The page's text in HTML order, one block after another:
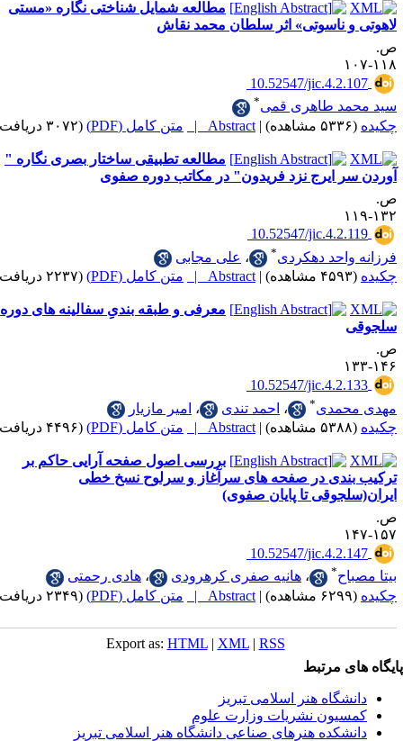
مطالعه شمایل شناختی نگاره «مستی
ناسوتی» اثر سلطان محمد نقاش
10.52547/
طاهری قمی*
|
Abstract | متن کامل (PDF) (۳۰۷۲ دریافت)
مطالعه تطبیقی ساختار بصری نگاره "
ایرج نزد فریدون" در مکاتب دوره صفوی
10.52547/
دهکردی
،علی مجابی
|
Abstract | متن کامل (PDF) (۲۲۳۷ دریافت)
معرفی و طبقه بندیِ سفالینه های دوره
10.52547/
،احمد تندی ،امیر مازیار
|
Abstract | متن کامل (PDF) (۴۴۹۶ دریافت)
بررسی اصول صفحه آرایی حاکم بر
در صفحه های سرآغاز و سرلوح نسخ خطی
تا پایان صفوی)
10.52547/
* ،هانیه صفری کرهرودی ،هادی رحمتی
|
Abstract | متن کامل (PDF) (۲۳۴۹ دریافت)
Export as:HTML|XML
مرتبط
هنر اسلامی تبریز
نشریات وزارت علوم
هنرهای صناعی دانشگاه هنر اسلامی تبریز